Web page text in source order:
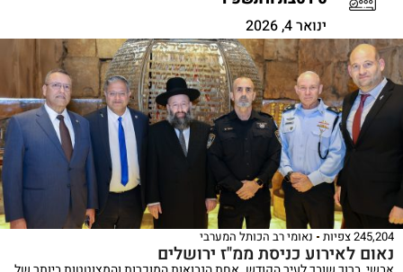
ינואר 4, 2026
245,204 צפיות נאומי רב הכותל המערבי
נאום לאירוע כניסת ממ"ז ירושלים